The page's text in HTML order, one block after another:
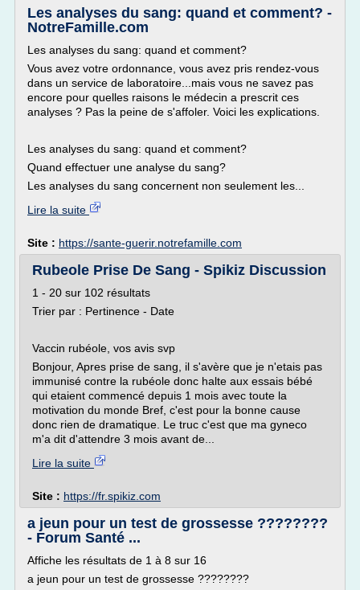
Les analyses du sang: quand et comment? -
NotreFamille.com
Les analyses du sang: quand et comment?
Vous avez votre ordonnance, vous avez pris rendez-vous
dans un service de laboratoire...mais vous ne savez pas
encore pour quelles raisons le médecin a prescrit ces
analyses ? Pas la peine de s'affoler. Voici les explications.
Les analyses du sang: quand et comment?
Quand effectuer une analyse du sang?
Les analyses du sang concernent non seulement les...
Lire la suite
Site : https://sante-guerir.notrefamille.com
Rubeole Prise De Sang - Spikiz Discussion
1 - 20 sur 102 résultats
Trier par : Pertinence - Date
Vaccin rubéole, vos avis svp
Bonjour, Apres prise de sang, il s'avère que je n'etais pas
immunisé contre la rubéole donc halte aux essais bébé
qui etaient commencé depuis 1 mois avec toute la
motivation du monde Bref, c'est pour la bonne cause
donc rien de dramatique. Le truc c'est que ma gyneco
m'a dit d'attendre 3 mois avant de...
Lire la suite
Site : https://fr.spikiz.com
a jeun pour un test de grossesse ????????
- Forum Santé ...
Affiche les résultats de 1 à 8 sur 16
a jeun pour un test de grossesse ????????